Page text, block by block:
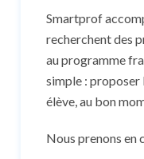
Smartprof
recherchent des
au programme
simple : proposer
élève, au bon
Nous prenons en